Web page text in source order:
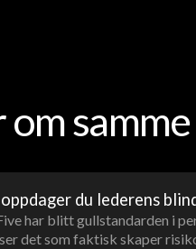
du lederens
har blitt gullstandarden i
det som faktisk skaper